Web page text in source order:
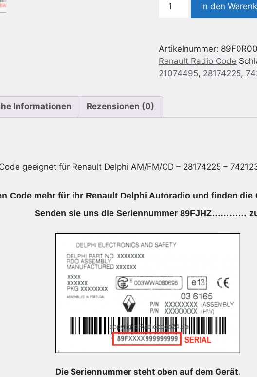
Delphi
28174225
-
7421232864/21074495
In den
Artikelnummer:
Renault Radio Code
21074495, 28174225,
Informationen Rezensionen (0)
geeignet für Renault Delphi AM/FM/CD – 28174225 –
Code mehr für ihr Renault Delphi Autoradio und finden die
Senden sie uns die Seriennummer 89FJHZ…………
Die Seriennummer steht oben auf dem Gerät.